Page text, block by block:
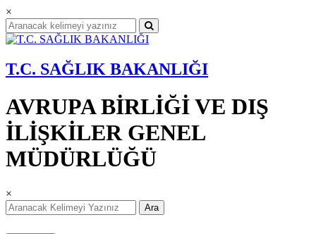
×
T.C. SAĞLIK BAKANLIĞI
AVRUPA BİRLİĞİ VE DIŞ
İLİŞKİLER GENEL
MÜDÜRLÜĞÜ
×
Ara